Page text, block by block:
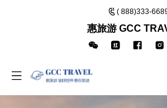
( 888)333-
惠旅游 GCC